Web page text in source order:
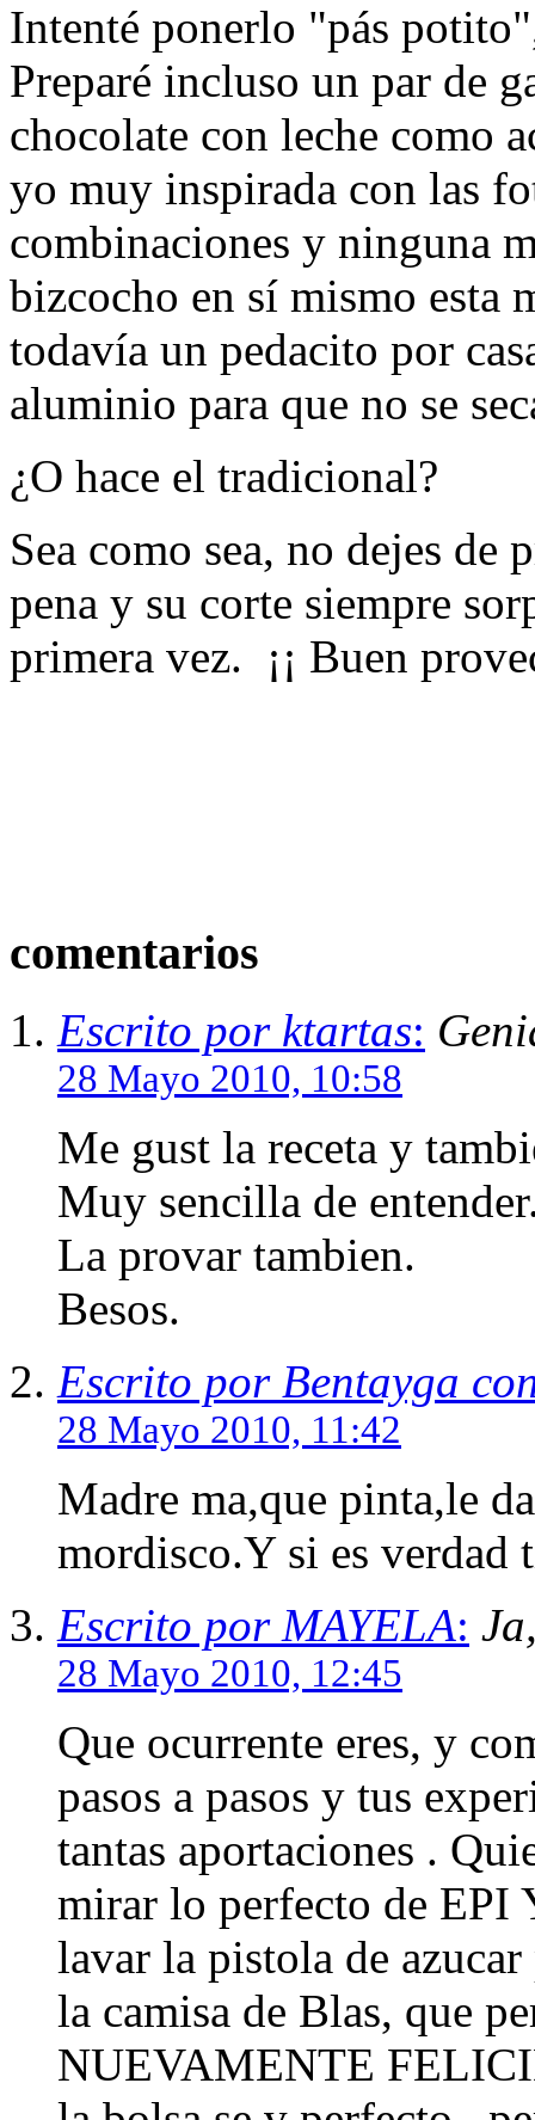
Intenté ponerlo "pás
Preparé incluso un par de
chocolate con leche como
yo muy inspirada con las
combinaciones y ninguna
bizcocho en sí mismo esta
todavía un pedacito por
aluminio para que no se
¿O hace el tradicional?
Sea como sea, no dejes de
pena y su corte siempre
primera vez. ¡¡ Buen
comentarios
Escrito por ktartas:
28 Mayo 2010, 10:58
Me gust la receta y
Muy sencilla de
La provar tambien.
Besos.
Escrito por Bentayga
28 Mayo 2010, 11:42
Madre ma,que pinta,le
mordisco.Y si es verdad
Escrito por MAYELA:
28 Mayo 2010, 12:45
Que ocurrente eres, y
pasos a pasos y tus
tantas aportaciones .
mirar lo perfecto de EPI
lavar la pistola de
la camisa de Blas, que
NUEVAMENTE